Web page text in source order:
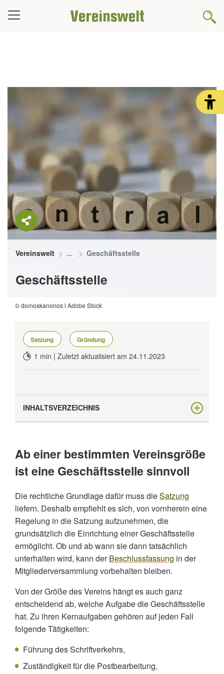
Vereinswelt Geschäftsstelle
Geschäftsstelle
© domoskanonos l Adobe Stock
Satzung Gründung
1 min | Zuletzt aktualisiert am 24.11.2023
INHALTSVERZEICHNIS
Dort, wo sich die Geschäftsstelle befindet, hat der
Verein seinen Verwaltungssitz
Ab einer bestimmten Vereinsgröße
ist eine Geschäftsstelle sinnvoll
Die rechtliche Grundlage dafür muss dieSatzung
liefern. Deshalb empfiehlt es sich, von vornherein eine
Regelung in die Satzung aufzunehmen, die
grundsätzlich die Einrichtung einer Geschäftsstelle
ermöglicht. Ob und ab wann sie dann tatsächlich
unterhalten wird, kann derBeschlussfassung in der
Mitgliederversammlung vorbehalten bleiben.
Von der Größe des Vereins hängt es auch ganz
entscheidend ab, welche Aufgabe die Geschäftsstelle
hat. Zu ihren Kernaufgaben gehören auf jeden Fall
folgende Tätigkeiten:
Führung des Schriftverkehrs,
Zuständigkeit für die Postbearbeitung,